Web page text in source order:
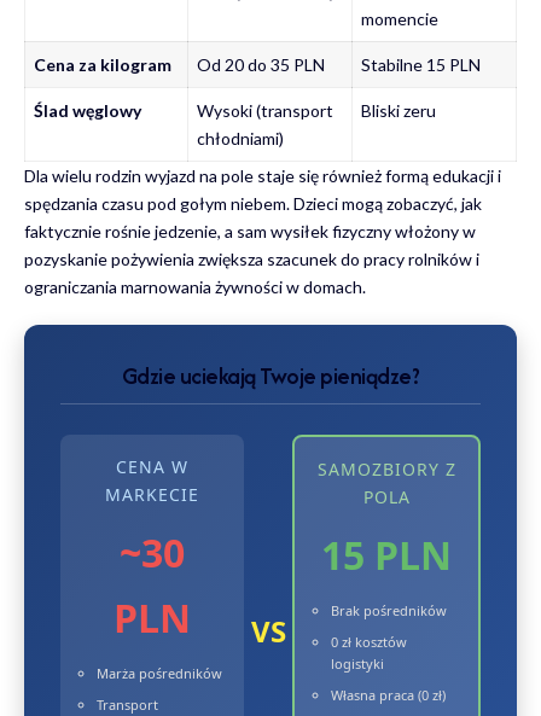
momencie
Cena za kilogram Od 20 do 35 PLN Stabilne 15 PLN
Ślad węglowy
Wysoki (transport
chłodniami)
Bliski zeru
Dla wielu rodzin wyjazd na pole staje się również formą edukacji i
spędzania czasu pod gołym niebem. Dzieci mogą zobaczyć, jak
faktycznie rośnie jedzenie, a sam wysiłek fizyczny włożony w
pozyskanie pożywienia zwiększa szacunek do pracy rolników i
ograniczania marnowania żywności w domach.
Gdzie uciekają Twoje pieniądze?
CENA W
MARKECIE
~30
PLN
Marża pośredników
Transport
VS
SAMOZBIORY Z
POLA
15 PLN
Brak pośredników
0 zł kosztów
logistyki
Własna praca (0 zł)